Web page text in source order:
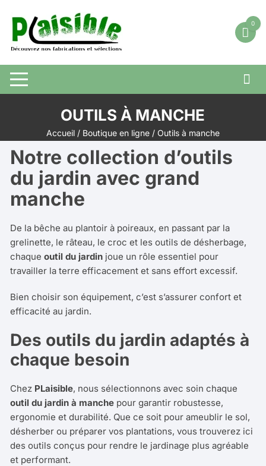
contenu
0
OUTILS À MANCHE
Accueil/ Boutique en ligne/ Outils à manche
Notre collection d’outils
du jardin avec grand
manche
De la bêche au plantoir à poireaux, en passant par la
grelinette, le râteau, le croc et les outils de désherbage,
chaqueoutil du jardin joue un rôle essentiel pour
travailler la terre efficacement et sans effort excessif.
Bien choisir son équipement, c’est s’assurer confort et
efficacité au jardin.
Des outils du jardin adaptés à
chaque besoin
Chez PLaisible, nous sélectionnons avec soin chaque
outil du jardin à manche pour garantir robustesse,
ergonomie et durabilité. Que ce soit pour ameublir le sol,
désherber ou préparer vos plantations, vous trouverez ici
des outils conçus pour rendre le jardinage plus agréable
et performant.